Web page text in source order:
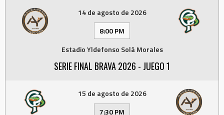
14 de agosto de 2026
8:00 PM
Estadio Yldefonso Solá Morales
SERIE FINAL BRAVA 2026 - JUEGO 1
15 de agosto de 2026
7:30 PM